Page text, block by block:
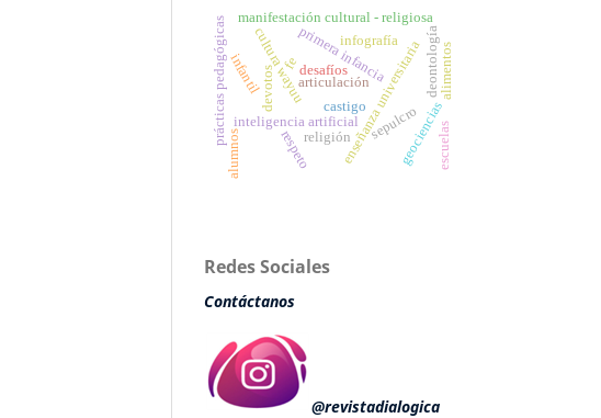
inteligencia artificialenseñanza universitaria
primera infancia
articulación
prácticas pedagógicas cultura wayuu
fe
devotos
manifestación cultural - religiosa
sepulcrogeociencias
respeto
deontología
castigo
religión
infantil alimentos
infografía
alumnos escuelas
desafíos
Redes Sociales
Contáctanos
@revistadialogica